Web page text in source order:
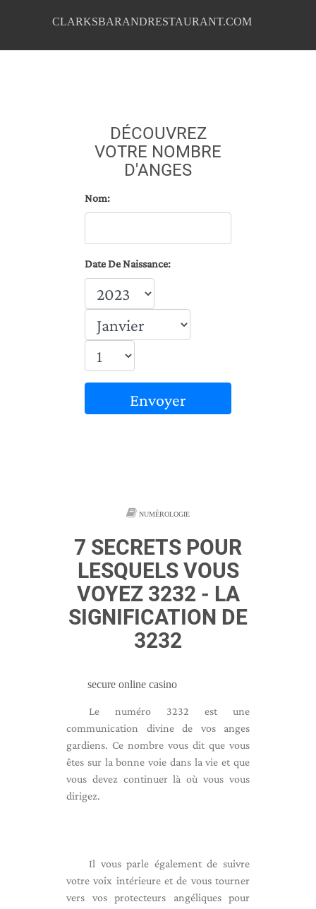
CLARKSBARANDRESTAURANT.COM
DÉCOUVREZ
VOTRE NOMBRE
D'ANGES
Nom:
Date De Naissance:
Envoyer
NUMÉROLOGIE
7 SECRETS POUR
LESQUELS VOUS
VOYEZ 3232 - LA
SIGNIFICATION DE
3232
secure online casino
Le numéro 3232 est une
communication divine de vos anges
gardiens. Ce nombre vous dit que vous
êtes sur la bonne voie dans la vie et que
vous devez continuer là où vous vous
dirigez.
Il vous parle également de suivre
votre voix intérieure et de vous tourner
vers vos protecteurs angéliques pour